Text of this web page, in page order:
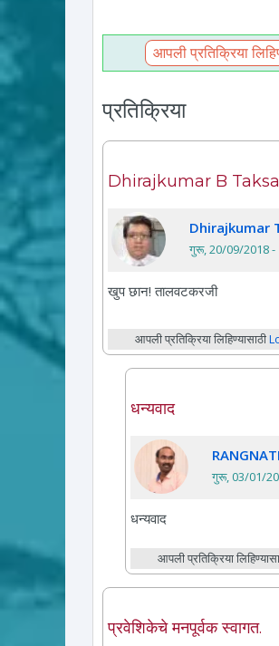
आपली प्रतिक्रिया
प्रतिक्रिया
Dhirajkumar B
Dhirajkumar
गुरू, 20/09/2018 -
खुप छान! तालवटकरजी
आपली प्रतिक्रिया लिहिण्यासाठी
धन्यवाद
गुरू, 03/01/
धन्यवाद
आपली प्रतिक्रिया
प्रवेशिकेचे मनपूर्वक स्वागत.